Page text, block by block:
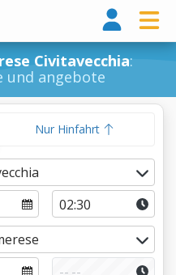
Civitavecchia:
und angebote
Nur Hinfahrt